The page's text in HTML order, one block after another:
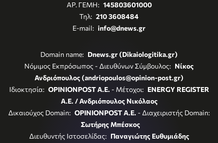
ΑΡ. ΓΕΜΗ: 145803601000
Τηλ: 210 3608484
E-mail: info@dnews.gr
Domain name: Dnews.gr (Dikaiologitika.gr)
Νόμιμος Εκπρόσωπος - Διευθύνων Σύμβουλος: Νίκος
Ανδριόπουλος (andriopoulos@opinion-post.gr)
Ιδιοκτησία: OPINIONPOST A.E. - Μέτοχοι: ENERGY REGISTER
Α.Ε. / Ανδριόπουλος Νικόλαος
Δικαιούχος Domain: OPINIONPOST A.E. - Διαχειριστής Domain:
Σωτήρης Μπέσκος
Διευθυντής Ιστοσελίδας: Παναγιώτης Ευθυμιάδης